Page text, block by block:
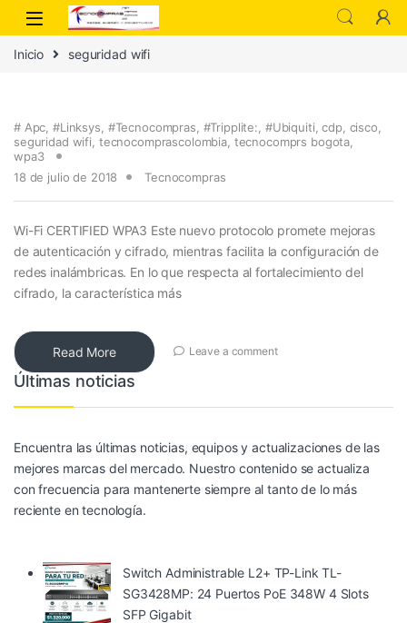
Inicio seguridad wifi
# Apc ,#Linksys #Tecnocompras #Tripplite: #Ubiquiti ,cdp, cisco
seguridad wifi tecnocomprascolombia, tecnocomprs bogota
wpa3
18 de julio de 2018
Tecnocompras
Wi-Fi CERTIFIED WPA3 Este nuevo protocolo promete mejoras
de autenticación y cifrado, mientras facilita la configuración de
redes inalámbricas. En lo que respecta al fortalecimiento del
cifrado, la característica más
Read More Leave a comment
Últimas noticias
Encuentra las últimas noticias, equipos y actualizaciones de las
mejores marcas del mercado. Nuestro contenido se actualiza
con frecuencia para mantenerte siempre al tanto de lo más
reciente en tecnología.
Switch Administrable L2+ TP-Link TL-
SG3428MP: 24 Puertos PoE 348W 4 Slots
SFP Gigabit